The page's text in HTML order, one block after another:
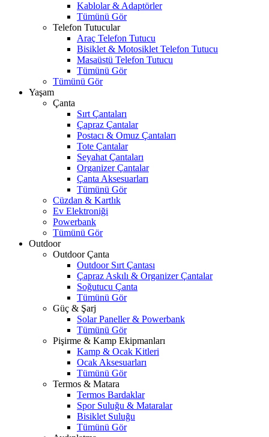
Kablolar & Adaptörler
Tümünü Gör
Telefon Tutucular
Araç Telefon Tutucu
Bisiklet & Motosiklet Telefon Tutucu
Masaüstü Telefon Tutucu
Tümünü Gör
Tümünü Gör
Yaşam
Çanta
Sırt Çantaları
Çapraz Çantalar
Postacı & Omuz Çantaları
Tote Çantalar
Seyahat Çantaları
Organizer Çantalar
Çanta Aksesuarları
Tümünü Gör
Cüzdan & Kartlık
Ev Elektroniği
Powerbank
Tümünü Gör
Outdoor
Outdoor Çanta
Outdoor Sırt Çantası
Çapraz Askılı & Organizer Çantalar
Soğutucu Çanta
Tümünü Gör
Güç & Şarj
Solar Paneller & Powerbank
Tümünü Gör
Pişirme & Kamp Ekipmanları
Kamp & Ocak Kitleri
Ocak Aksesuarları
Tümünü Gör
Termos & Matara
Termos Bardaklar
Spor Suluğu & Mataralar
Bisiklet Suluğu
Tümünü Gör